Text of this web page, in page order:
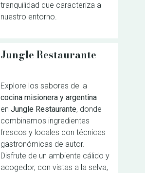
tranquilidad que caracteriza a
nuestro entorno.
Jungle Restaurante
Explore los sabores de la
cocina misionera y argentina
en Jungle Restaurante, donde
combinamos ingredientes
frescos y locales con técnicas
gastronómicas de autor.
Disfrute de un ambiente cálido y
acogedor, con vistas a la selva,